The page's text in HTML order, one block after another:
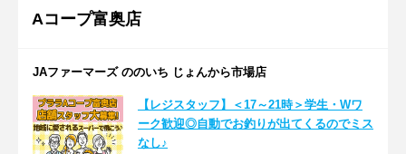
Aコープ富奥店
JAファーマーズ ののいち じょんから市場店
【レジスタッフ】＜17～21時＞学生・Wワ
ーク歓迎◎自動でお釣りが出てくるのでミス
なし♪